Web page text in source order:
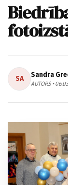
SA Sandra
AUTORS •